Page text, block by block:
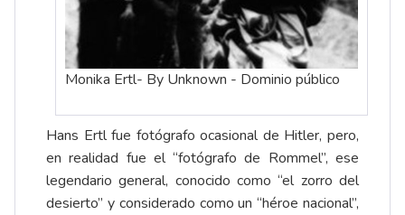
Monika Ertl- By Unknown - Dominio público
Hans Ertl fue fotógrafo ocasional de Hitler, pero,
en realidad fue el “fotógrafo de Rommel”, ese
legendario general, conocido como “el zorro del
desierto” y considerado como un “héroe nacional”,